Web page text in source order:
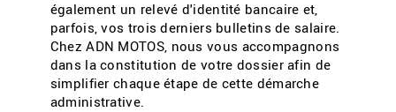
également un relevé d'identité bancaire et,
parfois, vos trois derniers bulletins de salaire.
Chez ADN MOTOS, nous vous accompagnons
dans la constitution de votre dossier afin de
simplifier chaque étape de cette démarche
administrative.